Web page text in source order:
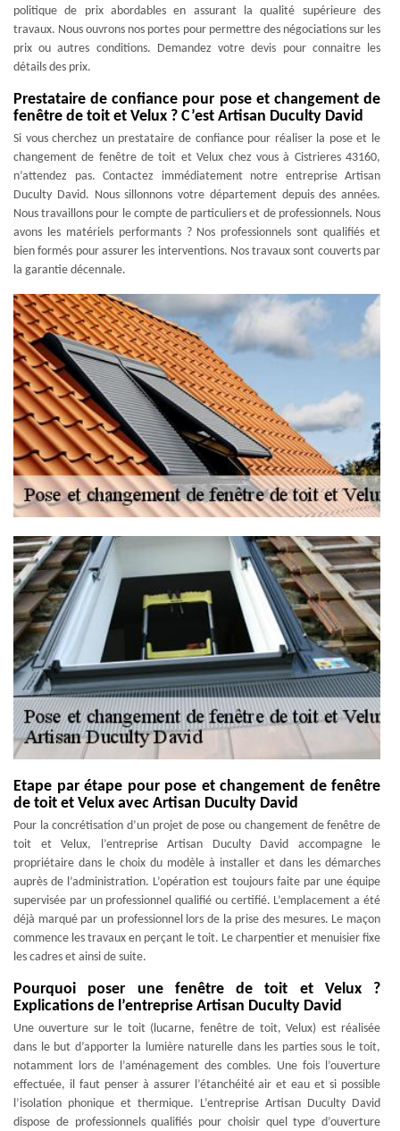
politique de prix abordables en assurant la qualité supérieure des
travaux. Nous ouvrons nos portes pour permettre des négociations sur les
prix ou autres conditions. Demandez votre devis pour connaitre les
détails des prix.
Prestataire de confiance pour pose et changement de
fenêtre de toit et Velux ? C’est Artisan Duculty David
Si vous cherchez un prestataire de confiance pour réaliser la pose et le
changement de fenêtre de toit et Velux chez vous à Cistrieres 43160,
n’attendez pas. Contactez immédiatement notre entreprise Artisan
Duculty David. Nous sillonnons votre département depuis des années.
Nous travaillons pour le compte de particuliers et de professionnels. Nous
avons les matériels performants ? Nos professionnels sont qualifiés et
bien formés pour assurer les interventions. Nos travaux sont couverts par
la garantie décennale.
Etape par étape pour pose et changement de fenêtre
de toit et Velux avec Artisan Duculty David
Pour la concrétisation d’un projet de pose ou changement de fenêtre de
toit et Velux, l’entreprise Artisan Duculty David accompagne le
propriétaire dans le choix du modèle à installer et dans les démarches
auprès de l’administration. L’opération est toujours faite par une équipe
supervisée par un professionnel qualifié ou certifié. L’emplacement a été
déjà marqué par un professionnel lors de la prise des mesures. Le maçon
commence les travaux en perçant le toit. Le charpentier et menuisier fixe
les cadres et ainsi de suite.
Pourquoi poser une fenêtre de toit et Velux ?
Explications de l’entreprise Artisan Duculty David
Une ouverture sur le toit (lucarne, fenêtre de toit, Velux) est réalisée
dans le but d’apporter la lumière naturelle dans les parties sous le toit,
notamment lors de l’aménagement des combles. Une fois l’ouverture
effectuée, il faut penser à assurer l’étanchéité air et eau et si possible
l’isolation phonique et thermique. L’entreprise Artisan Duculty David
dispose de professionnels qualifiés pour choisir quel type d’ouverture